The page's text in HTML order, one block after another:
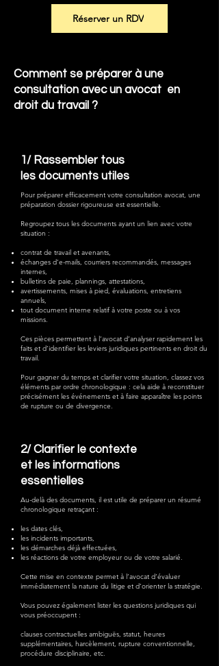
Réserver un RDV
Comment se préparer à une
consultation avec un avocat en
droit du travail ?
1/ Rassembler tous
les documents utiles
Pour préparer efficacement votre consultation avocat, une
préparation dossier rigoureuse est essentielle.
Regroupez tous les documents ayant un lien avec votre
situation :
contrat de travail et avenants,
échanges d’e-mails, courriers recommandés, messages
internes,
bulletins de paie, plannings, attestations,
avertissements, mises à pied, évaluations, entretiens
annuels,
tout document interne relatif à votre poste ou à vos
missions.
Ces pièces permettent à l’avocat d’analyser rapidement les
faits et d’identifier les leviers juridiques pertinents en droit du
travail.
Pour gagner du temps et clarifier votre situation, classez vos
éléments par ordre chronologique : cela aide à reconstituer
précisément les événements et à faire apparaître les points
de rupture ou de divergence.
2/Clarifier le contexte
et les informations
essentielles
Au-delà des documents, il est utile de préparer un résumé
chronologique retraçant :
les dates clés,
les incidents importants,
les démarches déjà effectuées,
les réactions de votre employeur ou de votre salarié.
Cette mise en contexte permet à l’avocat d’évaluer
immédiatement la nature du litige et d’orienter la stratégie.
Vous pouvez également lister les questions juridiques qui
vous préoccupent :
clauses contractuelles ambiguës, statut, heures
supplémentaires, harcèlement, rupture conventionnelle,
procédure disciplinaire, etc.